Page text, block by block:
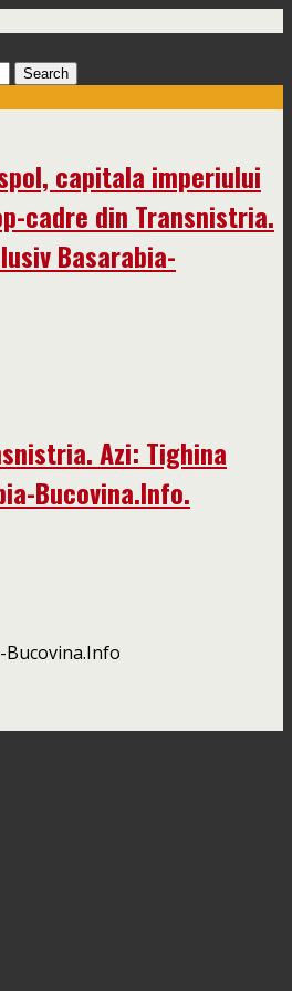
capitala imperiului
cadre din Transnistria.
Basarabia-
Azi: Tighina
Bucovina.Info.